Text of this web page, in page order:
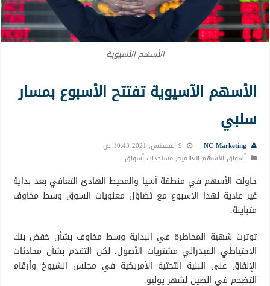
الأسهم الآسيوية
الأسهم الآسيوية تفتتح الأسبوع بمسار
سلبي
NC Marketing
9 أغسطس, 2021 10:43 ص
أسواق الأسهم العالمية,مستجدات أسواق
حاولت الأسهم في منطقة آسيا والمحيط الهادئ التعافي بعد بداية
غير عادية لهذا الأسبوع مع تضاؤل ​​معنويات السوق وسط مخاوف
متباينة.
توترت شهية المخاطرة في البداية وسط مخاوف بشأن خفض بنك
الاحتياطي الفيدرالي مشتريات الأصول، لكن التقدم بشأن محادثات
الإنفاق على البنية التحتية الأمريكية في مجلس الشيوخ وأرقام
التضخم في الصين لشهر يوليو.